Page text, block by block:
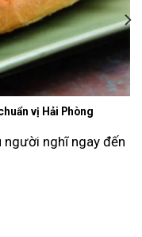
Gợi ý 15 món ngon
cũng là thời điểm